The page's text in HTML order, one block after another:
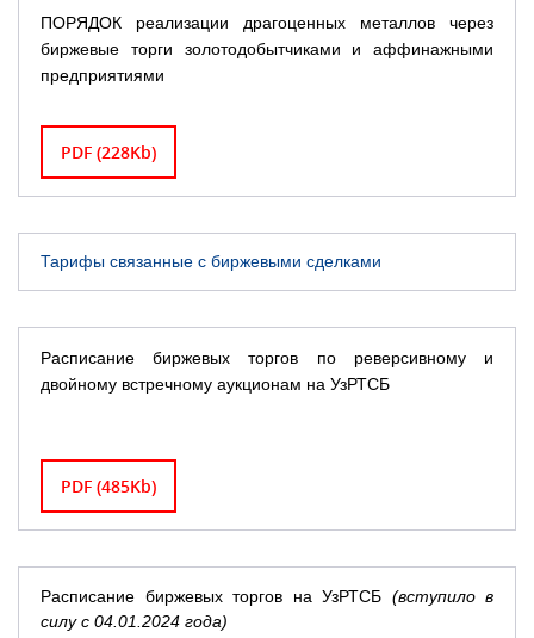
ПОРЯДОК реализации драгоценных металлов через
биржевые торги золотодобытчиками и аффинажными
предприятиями
PDF (228Kb)
Тарифы связанные с биржевыми сделками
Расписание биржевых торгов по реверсивному и
двойному встречному аукционам на УзРТСБ
PDF (485Kb)
Расписание биржевых торгов на УзРТСБ (вступило в
силу с 04.01.2024 года)